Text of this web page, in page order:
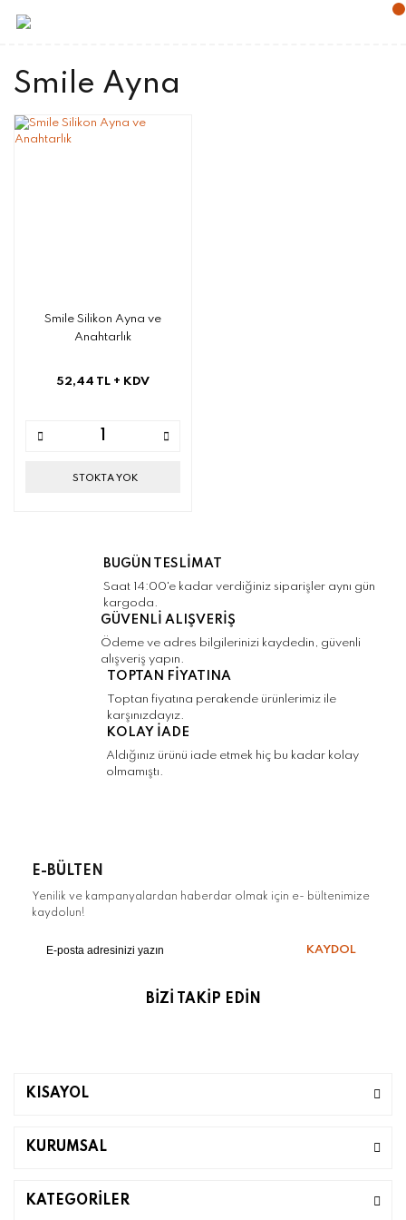
Smile Ayna
Smile Silikon Ayna ve
Anahtarlık
52,44 TL + KDV
STOKTA YOK
BUGÜN TESLİMAT
Saat 14:00'e kadar verdiğiniz siparişler aynı gün
kargoda.
GÜVENLİ ALIŞVERİŞ
Ödeme ve adres bilgilerinizi kaydedin, güvenli
alışveriş yapın.
TOPTAN FİYATINA
Toptan fiyatına perakende ürünlerimiz ile
karşınızdayız.
KOLAY İADE
Aldığınız ürünü iade etmek hiç bu kadar kolay
olmamıştı.
E-BÜLTEN
Yenilik ve kampanyalardan haberdar olmak için e- bültenimize
kaydolun!
KAYDOL
BİZİ TAKİP EDİN
KISAYOL
KURUMSAL
KATEGORİLER